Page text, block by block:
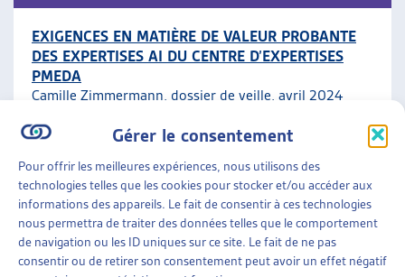
Gérer le consentement
Pour offrir les meilleures expériences, nous utilisons des
technologies telles que les cookies pour stocker et/ou accéder aux
informations des appareils. Le fait de consentir à ces technologies
nous permettra de traiter des données telles que le comportement
de navigation ou les ID uniques sur ce site. Le fait de ne pas
consentir ou de retirer son consentement peut avoir un effet négatif
EXIGENCES EN MATIÈRE DE VALEUR PROBANTE
DES EXPERTISES AI DU CENTRE D’EXPERTISES
PMEDA
Camille Zimmermann, dossier de veille, avril 2024
Assurance-invalidité (LAI)
AIDE SOCIALE
DROIT À L’AIDE SOCIALE ET OBLIGATION DE
DEMANDER LE VERSEMENT ANTICIPÉ DU